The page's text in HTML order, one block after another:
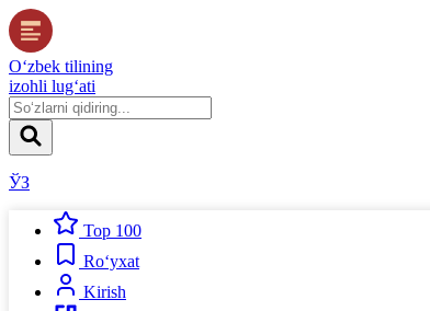
O‘zbek tilining
izohli lug‘ati
ЎЗ
Top 100
Ro‘yxat
Kirish